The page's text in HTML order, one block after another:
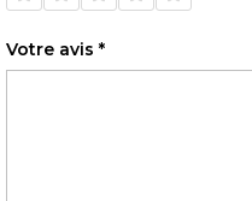
sur 5sur 5sur 5sur 5sur 5
Votre avis *